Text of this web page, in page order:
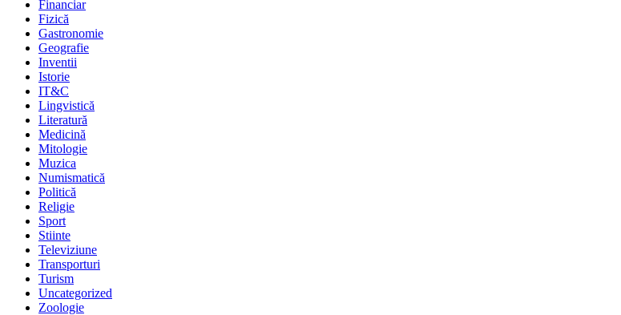
Financiar
Fizică
Gastronomie
Geografie
Inventii
Istorie
IT&C
Lingvistică
Literatură
Medicină
Mitologie
Muzica
Numismatică
Politică
Religie
Sport
Stiinte
Televiziune
Transporturi
Turism
Uncategorized
Zoologie